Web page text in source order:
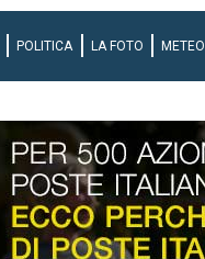
POLITICA LA FOTO METEO